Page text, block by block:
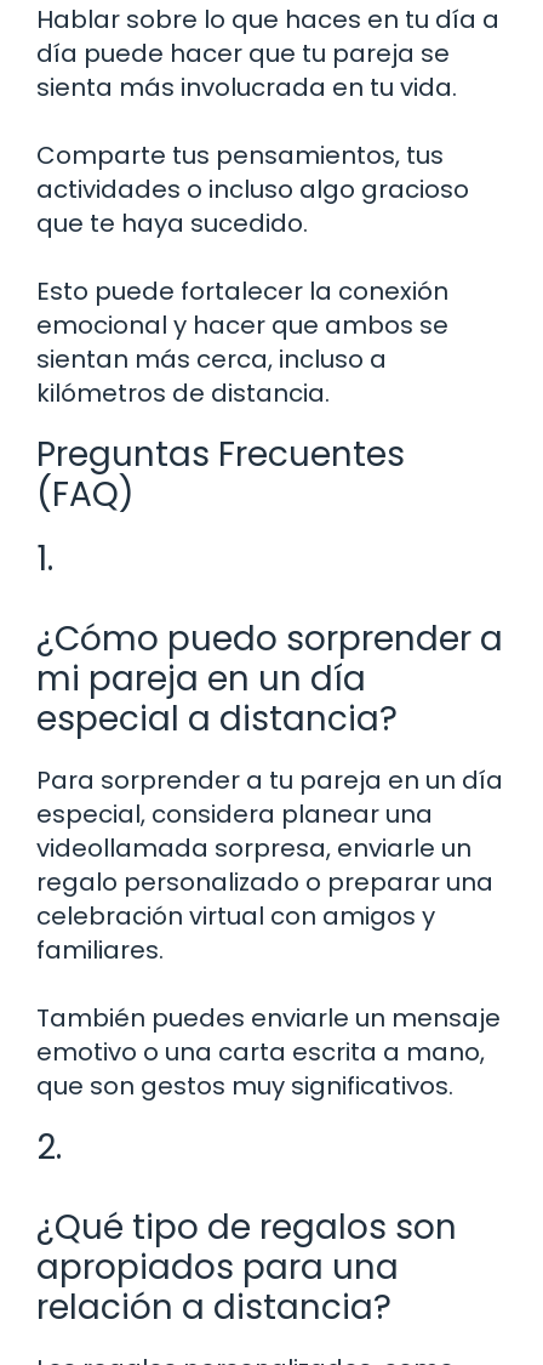
Hablar sobre lo que haces en tu día a
día puede hacer que tu pareja se
sienta más involucrada en tu vida.
Comparte tus pensamientos, tus
actividades o incluso algo gracioso
que te haya sucedido.
Esto puede fortalecer la conexión
emocional y hacer que ambos se
sientan más cerca, incluso a
kilómetros de distancia.
Preguntas Frecuentes
(FAQ)
1.
¿Cómo puedo sorprender a
mi pareja en un día
especial a distancia?
Para sorprender a tu pareja en un día
especial, considera planear una
videollamada sorpresa, enviarle un
regalo personalizado o preparar una
celebración virtual con amigos y
familiares.
También puedes enviarle un mensaje
emotivo o una carta escrita a mano,
que son gestos muy significativos.
2.
¿Qué tipo de regalos son
apropiados para una
relación a distancia?